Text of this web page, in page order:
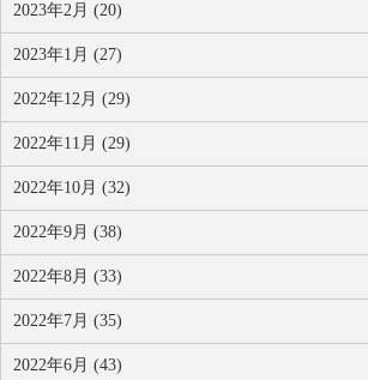
2023年2月 (20)
2023年1月 (27)
2022年12月 (29)
2022年11月 (29)
2022年10月 (32)
2022年9月 (38)
2022年8月 (33)
2022年7月 (35)
2022年6月 (43)